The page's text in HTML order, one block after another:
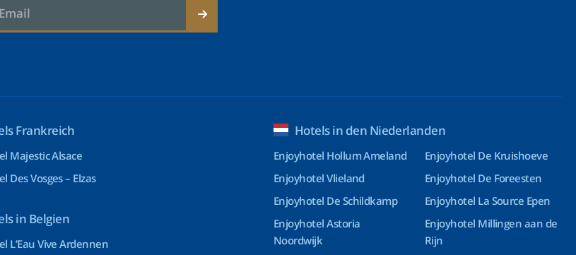
Frankreich
Majestic Alsace
Des Vosges – Elzas
in Belgien
L’Eau Vive Ardennen
Hotels in den Niederlanden
Enjoyhotel Hollum Ameland
Enjoyhotel Vlieland
Enjoyhotel De Schildkamp
Enjoyhotel Astoria
Noordwijk
Enjoyhotel De Kruishoeve
Enjoyhotel De Foreesten
Enjoyhotel La Source Epen
Enjoyhotel Millingen aan de
Rijn